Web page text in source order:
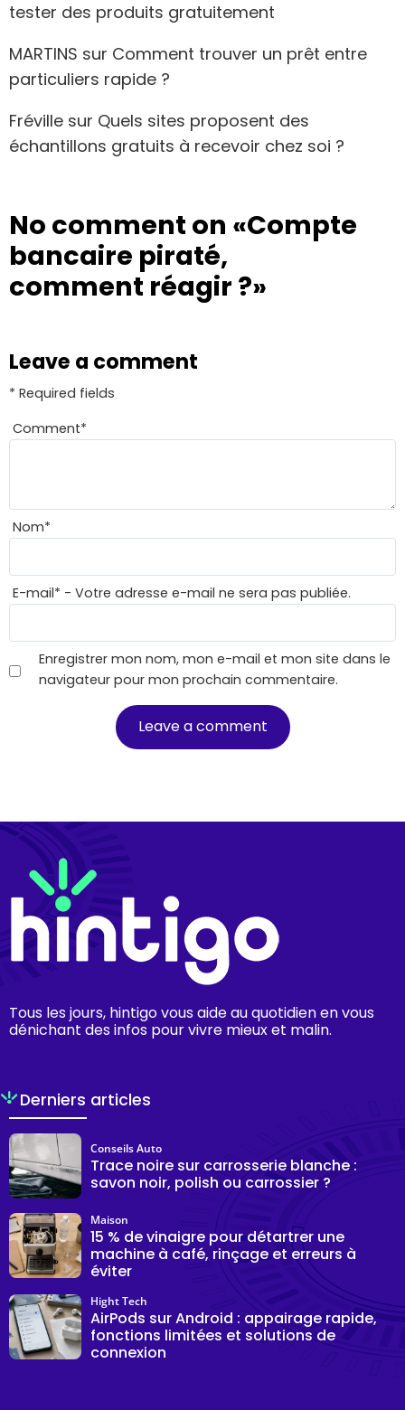
tester des produits gratuitement
MARTINS sur Comment trouver un prêt entre
particuliers rapide ?
Fréville sur Quels sites proposent des
échantillons gratuits à recevoir chez soi ?
No comment on «Compte
bancaire piraté,
comment réagir ?»
Leave a comment
* Required fields
Comment*
Nom*
E-mail* - Votre adresse e-mail ne sera pas publiée.
Enregistrer mon nom, mon e-mail et mon site dans le
navigateur pour mon prochain commentaire.
Tous les jours, hintigo vous aide au quotidien en vous
dénichant des infos pour vivre mieux et malin.
Derniers articles
Trace noire sur carrosserie blanche :
savon noir, polish ou carrossier ?
Conseils Auto
15 % de vinaigre pour détartrer une
machine à café, rinçage et erreurs à
éviter
Maison
AirPods sur Android : appairage rapide,
fonctions limitées et solutions de
connexion
Hight Tech